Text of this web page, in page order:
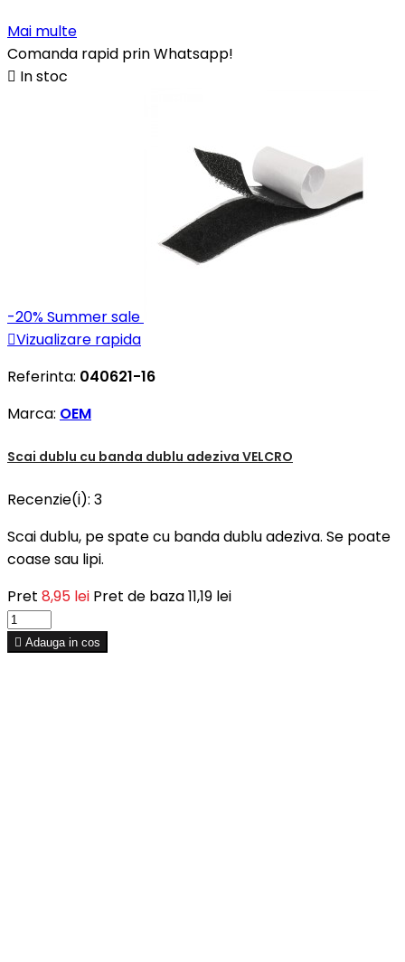
Mai multe
Comanda rapid prin Whatsapp!
 In stoc
-20%Summer sale
Vizualizare rapida
Referinta: 040621-16
Marca: OEM
Scai dublu cu banda dublu adeziva VELCRO
Recenzie(i): 3
Scai dublu, pe spate cu banda dublu adeziva. Se poate
coase sau lipi.
Pret 8,95 lei Pret de baza11,19 lei
 Adauga in cos